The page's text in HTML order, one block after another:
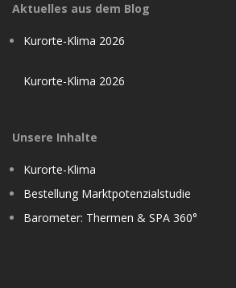
Aktuelles aus dem Blog
Kurorte-Klima 2026
Kurorte-Klima 2026
Unsere Inhalte
Kurorte-Klima
Bestellung Marktpotenzialstudie
Barometer: Thermen & SPA 360°